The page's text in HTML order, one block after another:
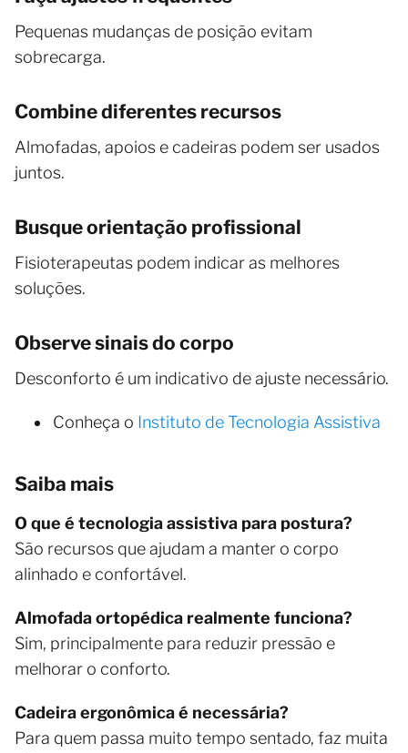
Pequenas mudanças de posição evitam
sobrecarga.
Combine diferentes recursos
Almofadas, apoios e cadeiras podem ser usados
juntos.
Busque orientação profissional
Fisioterapeutas podem indicar as melhores
soluções.
Observe sinais do corpo
Desconforto é um indicativo de ajuste necessário.
Conheça o Instituto de Tecnologia Assistiva
Saiba mais
O que é tecnologia assistiva para postura?
São recursos que ajudam a manter o corpo
alinhado e confortável.
Almofada ortopédica realmente funciona?
Sim, principalmente para reduzir pressão e
melhorar o conforto.
Cadeira ergonômica é necessária?
Para quem passa muito tempo sentado, faz muita